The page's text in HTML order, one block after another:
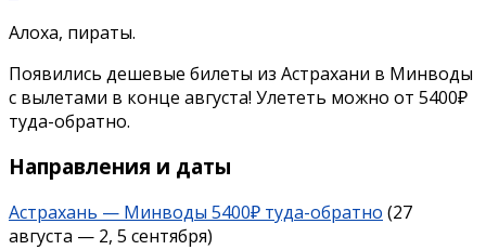
Алоха, пираты.
Появились дешевые билеты из Астрахани в Минводы
с вылетами в конце августа! Улететь можно от 5400₽
туда-обратно.
Направления и даты
Астрахань — Минводы 5400₽ туда-обратно (27
августа — 2, 5 сентября)